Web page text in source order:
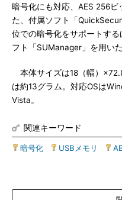
暗号化にも対応、AES 256
た、付属ソフト「
位での暗号化をサポートす
フト「SUManager」を用い
本体サイズは18（幅）
は約13グラム。対応OSは
Vista。
関連キーワード
暗号化 USBメモリ